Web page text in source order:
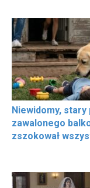
Niewidomy, stary
zawalonego
zszokował